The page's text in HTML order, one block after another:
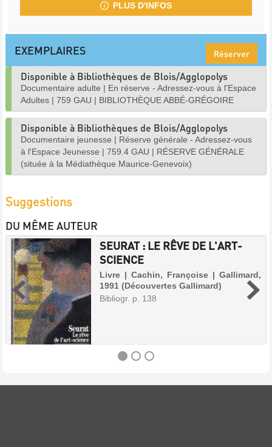
PLUS D'INFOS
EXEMPLAIRES Réserver
Disponible à Bibliothèques de Blois/Agglopolys
Documentaire adulte | En réserve - Adressez-vous à l'Espace
Adultes | 759 GAU | BIBLIOTHÈQUE ABBÉ-GRÉGOIRE
Disponible à Bibliothèques de Blois/Agglopolys
Documentaire jeunesse | Réserve générale - Adressez-vous
à l'Espace Jeunesse | 759.4 GAU | RÉSERVE GÉNÉRALE
(située à la Médiathèque Maurice-Genevoix)
Suggestions
DU MÊME AUTEUR
SEURAT : LE RÊVE DE L'ART-
SCIENCE
Livre | Cachin, Françoise | Gallimard,
1991 (Découvertes Gallimard)
Bibliogr. p. 138